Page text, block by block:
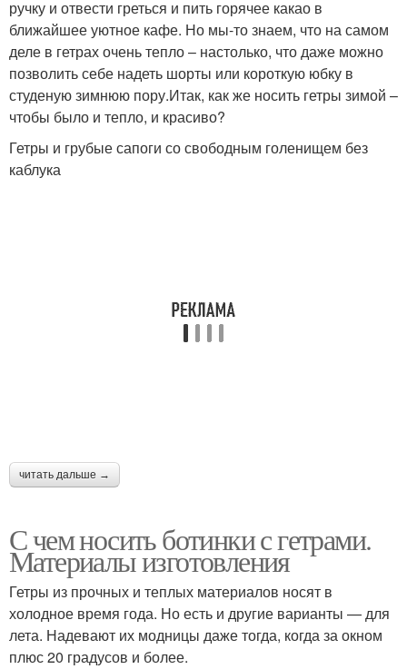
ручку и отвести греться и пить горячее какао в
ближайшее уютное кафе. Но мы-то знаем, что на самом
деле в гетрах очень тепло – настолько, что даже можно
позволить себе надеть шорты или короткую юбку в
студеную зимнюю пору.Итак, как же носить гетры зимой –
чтобы было и тепло, и красиво?
Гетры и грубые сапоги со свободным голенищем без
каблука
читать дальше →
С чем носить ботинки с гетрами.
Материалы изготовления
Гетры из прочных и теплых материалов носят в
холодное время года. Но есть и другие варианты — для
лета. Надевают их модницы даже тогда, когда за окном
плюс 20 градусов и более.